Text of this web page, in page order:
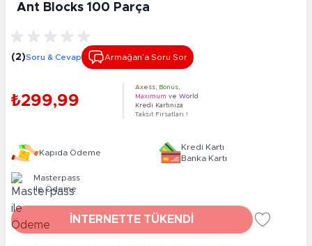
Ant Blocks 100 Parça
(2)Soru & Cevap Armağan’a Soru Sor
₺299,99
Axess Bonus
Maximum ve World
Kredi Kartınıza
Taksit Fırsatları !
Kapıda Ödeme
Kredi Kartı
Banka Kartı
Masterpass
ile Ödeme
İNTERNETTE TÜKENDİ